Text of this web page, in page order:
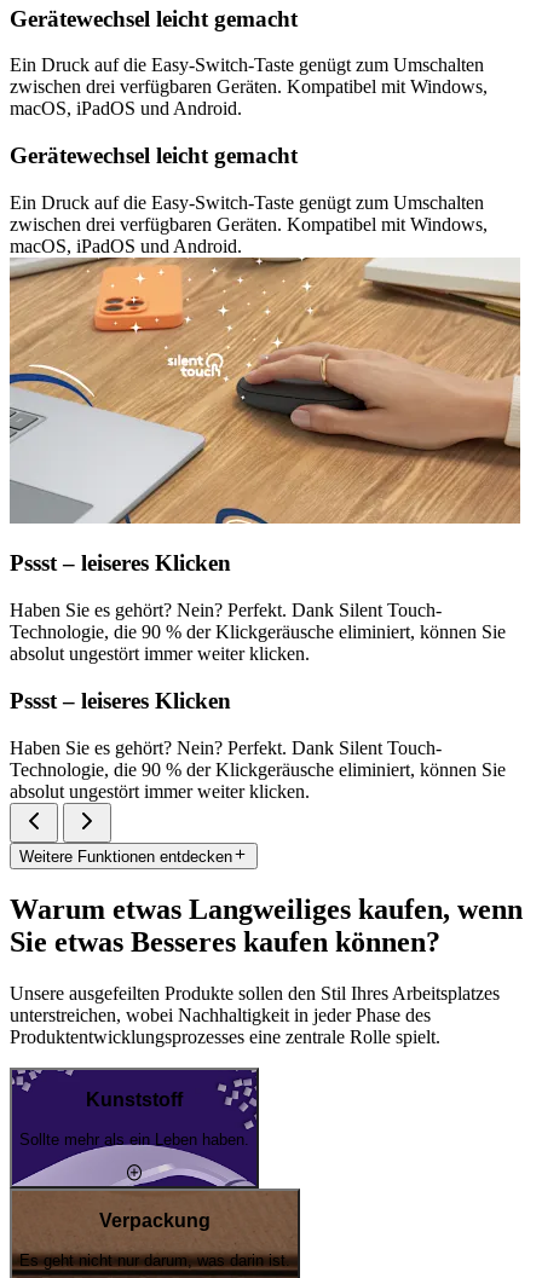
Gerätewechsel leicht gemacht
Ein Druck auf die Easy-Switch-Taste genügt zum Umschalten
zwischen drei verfügbaren Geräten. Kompatibel mit Windows,
macOS, iPadOS und Android.
Gerätewechsel leicht gemacht
Ein Druck auf die Easy-Switch-Taste genügt zum Umschalten
zwischen drei verfügbaren Geräten. Kompatibel mit Windows,
macOS, iPadOS und Android.
Pssst – leiseres Klicken
Haben Sie es gehört? Nein? Perfekt. Dank Silent Touch-
Technologie, die 90 % der Klickgeräusche eliminiert, können Sie
absolut ungestört immer weiter klicken.
Pssst – leiseres Klicken
Haben Sie es gehört? Nein? Perfekt. Dank Silent Touch-
Technologie, die 90 % der Klickgeräusche eliminiert, können Sie
absolut ungestört immer weiter klicken.
Weitere Funktionen entdecken
Warum etwas Langweiliges kaufen, wenn
Sie etwas Besseres kaufen können?
Unsere ausgefeilten Produkte sollen den Stil Ihres Arbeitsplatzes
unterstreichen, wobei Nachhaltigkeit in jeder Phase des
Produktentwicklungsprozesses eine zentrale Rolle spielt.
Kunststoff
Sollte mehr als ein Leben haben.
Verpackung
Es geht nicht nur darum, was darin ist.